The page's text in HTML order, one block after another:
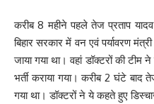
करीब 8 महीने पहले तेज प्रताप
बिहार सरकार में वन एवं पर्यावरण
जाया गया था। वहां डॉक्टरों की
भर्ती कराया गया। करीब 2 घंटे बाद
गया था। डॉक्टरों ने ये कहते हुए